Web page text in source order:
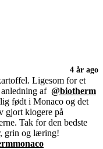
4 år ago
Ligesom for et
af @biotherm
født i Monaco og det
gjort klogere på
Tak for den bedste
grin og læring!